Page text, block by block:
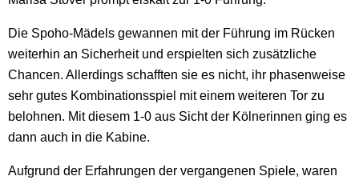
Die Spoho-Mädels gewannen mit der Führung im Rücken
weiterhin an Sicherheit und erspielten sich zusätzliche
Chancen. Allerdings schafften sie es nicht, ihr phasenweise
sehr gutes Kombinationsspiel mit einem weiteren Tor zu
belohnen. Mit diesem 1-0 aus Sicht der Kölnerinnen ging es
dann auch in die Kabine.
Aufgrund der Erfahrungen der vergangenen Spiele, waren